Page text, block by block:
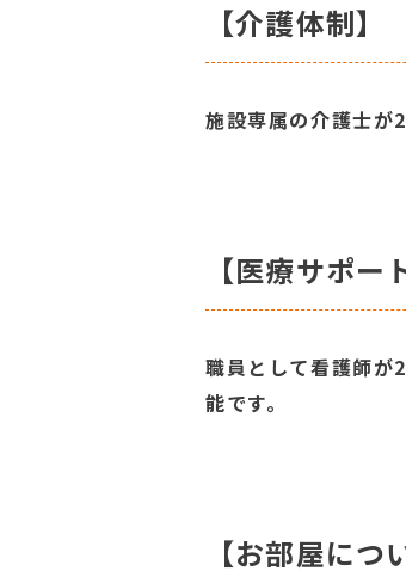
【介護体制】
施設専属の介護士が
【医療サポー
職員として看護師が
能です。
【お部屋につ